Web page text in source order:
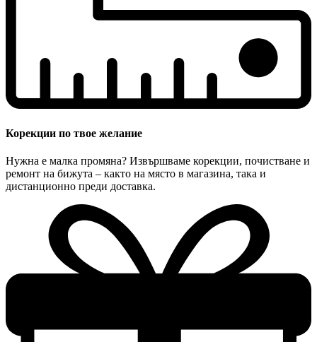
Корекции по твое желание
Нужна е малка промяна? Извършваме корекции, почистване и
ремонт на бижута – както на място в магазина, така и
дистанционно преди доставка.